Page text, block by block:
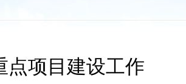
点项目建设工作